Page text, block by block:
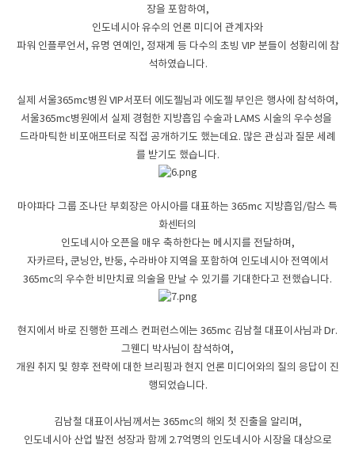
장을 포함하여,
인도네시아 유수의 언론 미디어 관계자와
파워 인플루언서 , 유명 연예인, 정재계 등 다수의 초빙 VIP 분들이 성황리에 참
석하였습니다.
실제 서울365mc병원 VIP서포터 에도젤님과 에도젤 부인은 행사에 참석하여,
서울365mc병원에서 실제 경험한 지방흡입 수술과 LAMS 시술의 우수성을
드라마틱한 비포애프터로 직접 공개하기도 했는데요. 많은 관심과 질문 세례
를 받기도 했습니다.
마야파다 그룹 조나단 부회장은 아시아를 대표하는 365mc 지방흡입/람스 특
화센터의
인도네시아 오픈을 매우 축하한다는 메시지를 전달하며,
자카르타, 쿤닝안, 반둥, 수라바야 지역을 포함하여 인도네시아 전역에서
365mc의 우수한 비만치료 의술을 만날 수 있기를 기대한다고 전했습니다.
현지에서 바로 진행한 프레스 컨퍼런스에는 365mc 김남철 대표이사님과 Dr.
그웬디 박사님이 참석하여,
개원 취지 및 향후 전략에 대한 브리핑과 현지 언론 미디어와의 질의 응답이 진
행되었습니다.
김남철 대표이사님께서는 365mc의 해외 첫 진출을 알리며,
인도네시아 산업 발전 성장과 함께 2.7억명의 인도네시아 시장을 대상으로